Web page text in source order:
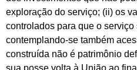
exploração do serviço; (ii) os
controlados para que o
contemplando-se também
construída não é patrimônio